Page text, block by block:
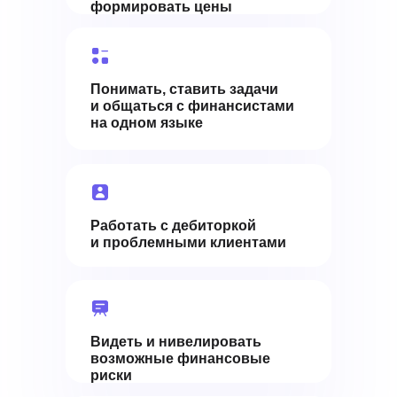
Видеть и нивелировать
возможные финансовые
риски
Понимать, ставить задачи
и общаться с финансистами
на одном языке
формировать цены
Работать с дебиторкой
и проблемными клиентами